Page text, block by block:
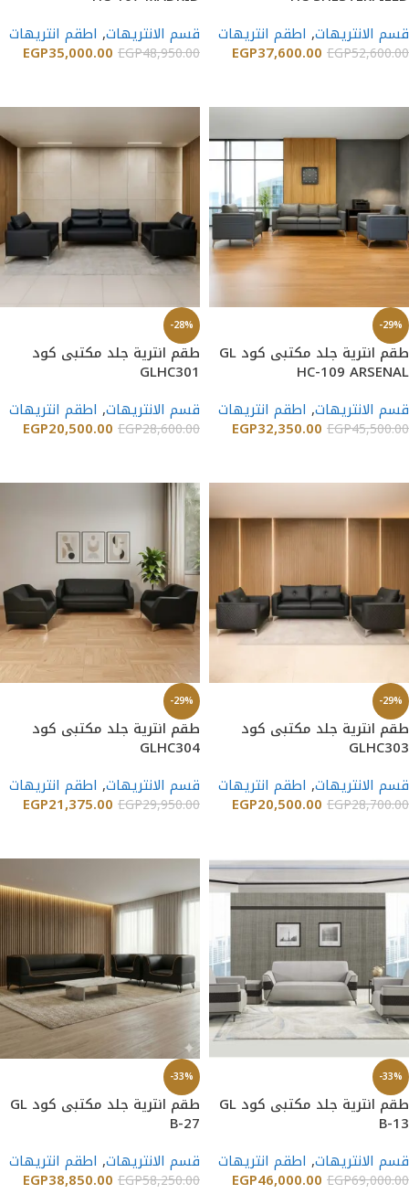
قسم الانتريهات, اطقم انتريهات
EGP52,600.00
EGP37,600.00
قسم الانتريهات, اطقم انتريهات
EGP48,950.00
EGP35,000.00
-29%
طقم انترية جلد مكتبى كود GL
HC-109 ARSENAL
قسم الانتريهات, اطقم انتريهات
EGP45,500.00
EGP32,350.00
-28%
طقم انترية جلد مكتبى كود
GLHC301
قسم الانتريهات, اطقم انتريهات
EGP28,600.00
EGP20,500.00
-29%
طقم انترية جلد مكتبى كود
GLHC303
قسم الانتريهات, اطقم انتريهات
EGP28,700.00
EGP20,500.00
-29%
طقم انترية جلد مكتبى كود
GLHC304
قسم الانتريهات, اطقم انتريهات
EGP29,950.00
EGP21,375.00
-33%
طقم انترية جلد مكتبى كود GL
B-13
قسم الانتريهات, اطقم انتريهات
EGP69,000.00
EGP46,000.00
-33%
طقم انترية جلد مكتبى كود GL
B-27
قسم الانتريهات, اطقم انتريهات
EGP58,250.00
EGP38,850.00